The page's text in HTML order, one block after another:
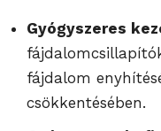
Gyógyszeres
fájdalom
csökkentésében.